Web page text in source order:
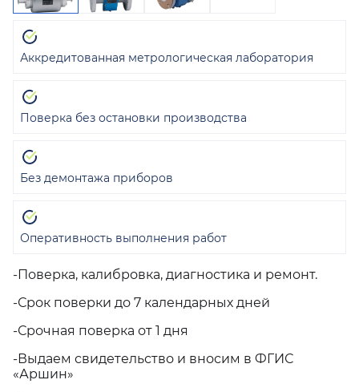
-Поверка, калибровка, диагностика и ремонт.
-Срок поверки до 7 календарных дней
-Срочная поверка от 1 дня
-Выдаем свидетельство и вносим в ФГИС
«Аршин»
Аккредитованная метрологическая лаборатория
Поверка без остановки производства
Без демонтажа приборов
Оперативность выполнения работ